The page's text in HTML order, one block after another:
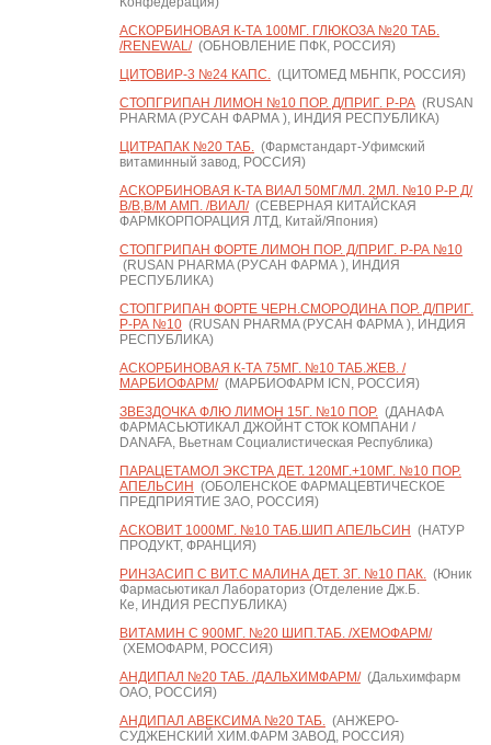
АСКОРБИНОВАЯ К-ТА 100МГ. ГЛЮКОЗА №20 ТАБ.
/RENEWAL/(ОБНОВЛЕНИЕ ПФК, РОССИЯ)
ЦИТОВИР-3 №24 КАПС.(ЦИТОМЕД МБНПК, РОССИЯ)
СТОПГРИПАН ЛИМОН №10 ПОР. Д/ПРИГ. Р-РА(RUSAN
PHARMA (РУСАН ФАРМА ), ИНДИЯ РЕСПУБЛИКА)
ЦИТРАПАК №20 ТАБ.(Фармстандарт-Уфимский
витаминный завод, РОССИЯ)
АСКОРБИНОВАЯ К-ТА ВИАЛ 50МГ/МЛ. 2МЛ. №10 Р-Р Д/
В/В,В/М АМП. /ВИАЛ/(СЕВЕРНАЯ КИТАЙСКАЯ
ФАРМКОРПОРАЦИЯ ЛТД, Китай/Япония)
СТОПГРИПАН ФОРТЕ ЛИМОН ПОР. Д/ПРИГ. Р-РА №10
(RUSAN PHARMA (РУСАН ФАРМА ), ИНДИЯ
РЕСПУБЛИКА)
СТОПГРИПАН ФОРТЕ ЧЕРН.СМОРОДИНА ПОР. Д/ПРИГ.
Р-РА №10(RUSAN PHARMA (РУСАН ФАРМА ), ИНДИЯ
РЕСПУБЛИКА)
АСКОРБИНОВАЯ К-ТА 75МГ. №10 ТАБ.ЖЕВ. /
МАРБИОФАРМ/(МАРБИОФАРМ ICN, РОССИЯ)
ЗВЕЗДОЧКА ФЛЮ ЛИМОН 15Г. №10 ПОР.(ДАНАФА
ФАРМАСЬЮТИКАЛ ДЖОЙНТ СТОК КОМПАНИ /
DANAFA, Вьетнам Социалистическая Республика)
ПАРАЦЕТАМОЛ ЭКСТРА ДЕТ. 120МГ.+10МГ. №10 ПОР.
АПЕЛЬСИН (ОБОЛЕНСКОЕ ФАРМАЦЕВТИЧЕСКОЕ
ПРЕДПРИЯТИЕ ЗАО, РОССИЯ)
АСКОВИТ 1000МГ. №10 ТАБ.ШИП АПЕЛЬСИН (НАТУР
ПРОДУКТ, ФРАНЦИЯ)
РИНЗАСИП С ВИТ.С МАЛИНА ДЕТ. 3Г. №10 ПАК.(Юник
Фармасьютикал Лабораториз (Отделение Дж.Б.
Ке, ИНДИЯ РЕСПУБЛИКА)
ВИТАМИН С 900МГ. №20 ШИП.ТАБ. /ХЕМОФАРМ/
(ХЕМОФАРМ, РОССИЯ)
АНДИПАЛ №20 ТАБ. /ДАЛЬХИМФАРМ/(Дальхимфарм
ОАО, РОССИЯ)
АНДИПАЛ АВЕКСИМА №20 ТАБ.(АНЖЕРО-
СУДЖЕНСКИЙ ХИМ.ФАРМ ЗАВОД, РОССИЯ)